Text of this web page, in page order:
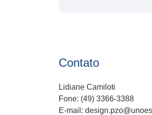
Contato
Lidiane Camiloti
Fone: (49) 3366-3388
E-mail: